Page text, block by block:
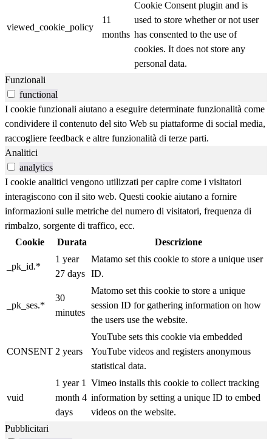
viewed_cookie_policy
11
months
Cookie Consent plugin and is
used to store whether or not user
has consented to the use of
cookies. It does not store any
personal data.
Funzionali
functional
I cookie funzionali aiutano a eseguire determinate funzionalità come
condividere il contenuto del sito Web su piattaforme di social media,
raccogliere feedback e altre funzionalità di terze parti.
Analitici
analytics
I cookie analitici vengono utilizzati per capire come i visitatori
interagiscono con il sito web. Questi cookie aiutano a fornire
informazioni sulle metriche del numero di visitatori, frequenza di
rimbalzo, sorgente di traffico, ecc.
Cookie
Durata Descrizione
_pk_id.*
1 year
27 days
Matamo set this cookie to store a unique user
ID.
_pk_ses.*
30
minutes
Matomo set this cookie to store a unique
session ID for gathering information on how
the users use the website.
CONSENT 2 years
YouTube sets this cookie via embedded
YouTube videos and registers anonymous
statistical data.
vuid
1 year 1
month 4
days
Vimeo installs this cookie to collect tracking
information by setting a unique ID to embed
videos on the website.
Pubblicitari